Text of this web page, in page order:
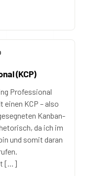
(KCP)
Professional
einen KCP – also
Kanban-
da ich im
und somit daran
[…]